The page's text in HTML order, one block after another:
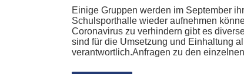
Einige Gruppen werden im September
Schulsporthalle wieder aufnehmen
Coronavirus zu verhindern gibt es
sind für die Umsetzung und Einhaltung
verantwortlich.Anfragen zu den